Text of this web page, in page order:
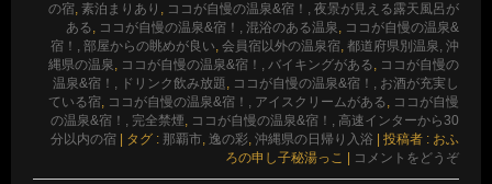
の宿, 素泊まりあり , ココが自慢の温泉&宿！, 夜景が見える露天風呂が
ある, ココが自慢の温泉&宿！, 混浴のある温泉, ココが自慢の温泉&
宿！, 部屋からの眺めが良い, 会員宿以外の温泉宿, 都道府県別温泉, 沖
縄県の温泉, ココが自慢の温泉&宿！, バイキングがある, ココが自慢の
温泉&宿！, ドリンク飲み放題, ココが自慢の温泉&宿！, お酒が充実し
ている宿, ココが自慢の温泉&宿！, アイスクリームがある, ココが自慢
の温泉&宿！, 完全禁煙, ココが自慢の温泉&宿！, 高速インターから30
分以内の宿
タグ : 那覇市, 逸の彩, 沖縄県の日帰り入浴
投稿者 : おふ
ろの申し子秘湯っこ
コメントをどうぞ